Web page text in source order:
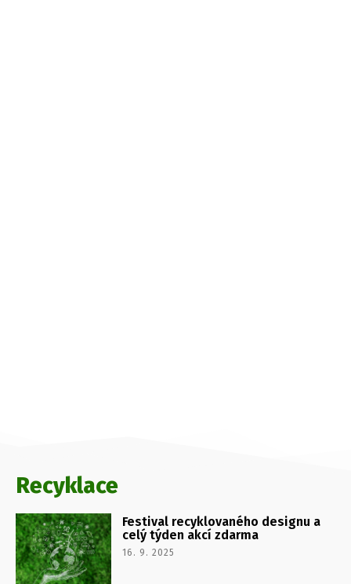
Recyklace
Festival recyklovaného designu a
celý týden akcí zdarma
16. 9. 2025